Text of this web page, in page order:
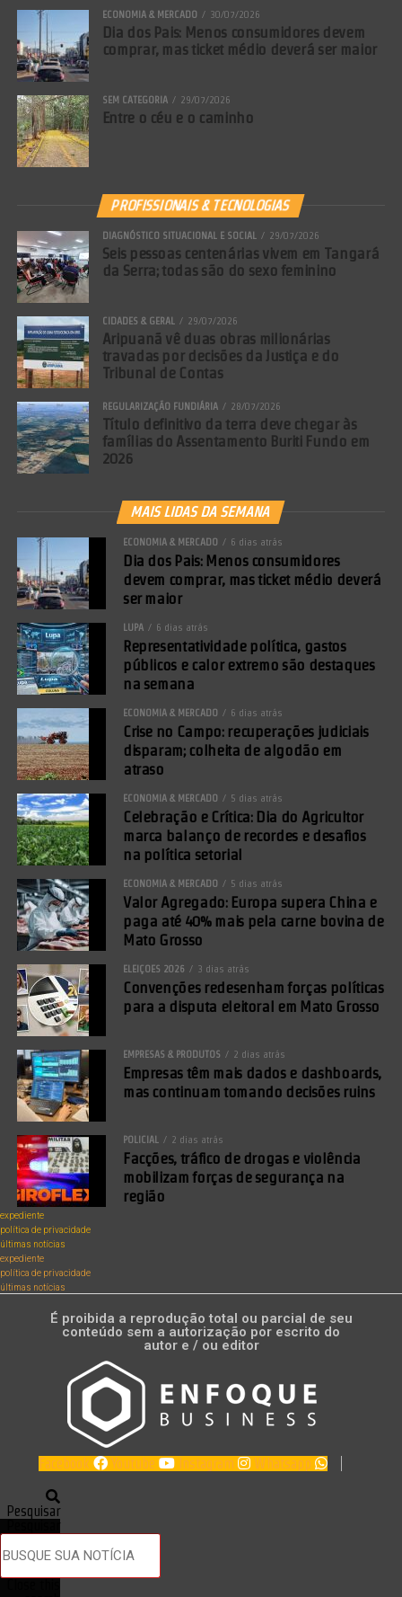
ECONOMIA & MERCADO 30/07/2026
Dia dos Pais: Menos consumidores devem
comprar, mas ticket médio deverá ser maior
SEM CATEGORIA 29/07/2026
Entre o céu e o caminho
PROFISSIONAIS & TECNOLOGIAS
DIAGNÓSTICO SITUACIONAL E SOCIAL 29/07/2026
Seis pessoas centenárias vivem em Tangará
da Serra; todas são do sexo feminino
CIDADES & GERAL 29/07/2026
Aripuanã vê duas obras milionárias
travadas por decisões da Justiça e do
Tribunal de Contas
REGULARIZAÇÃO FUNDIÁRIA 28/07/2026
Título definitivo da terra deve chegar às
famílias do Assentamento Buriti Fundo em
2026
MAIS LIDAS DA SEMANA
ECONOMIA & MERCADO 6 dias atrás
Dia dos Pais: Menos consumidores
devem comprar, mas ticket médio deverá
ser maior
LUPA 6 dias atrás
Representatividade política, gastos
públicos e calor extremo são destaques
na semana
ECONOMIA & MERCADO 6 dias atrás
Crise no Campo: recuperações judiciais
disparam; colheita de algodão em
atraso
ECONOMIA & MERCADO 5 dias atrás
Celebração e Crítica: Dia do Agricultor
marca balanço de recordes e desafios
na política setorial
ECONOMIA & MERCADO 5 dias atrás
Valor Agregado: Europa supera China e
paga até 40% mais pela carne bovina de
Mato Grosso
ELEIÇÕES 2026 3 dias atrás
Convenções redesenham forças políticas
para a disputa eleitoral em Mato Grosso
EMPRESAS & PRODUTOS 2 dias atrás
Empresas têm mais dados e dashboards,
mas continuam tomando decisões ruins
POLICIAL 2 dias atrás
Facções, tráfico de drogas e violência
mobilizam forças de segurança na
região
expediente
política de privacidade
últimas notícias
expediente
política de privacidade
últimas notícias
É proibida a reprodução total ou parcial de seu
conteúdo sem a autorização por escrito do
autor e / ou editor
Facebook Youtube Instagram Whatsapp
Pesquisar
Pesquisar